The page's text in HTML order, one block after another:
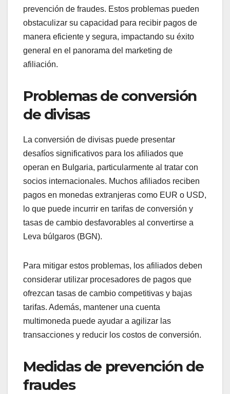
prevención de fraudes. Estos problemas pueden
obstaculizar su capacidad para recibir pagos de
manera eficiente y segura, impactando su éxito
general en el panorama del marketing de
afiliación.
Problemas de conversión
de divisas
La conversión de divisas puede presentar
desafíos significativos para los afiliados que
operan en Bulgaria, particularmente al tratar con
socios internacionales. Muchos afiliados reciben
pagos en monedas extranjeras como EUR o USD,
lo que puede incurrir en tarifas de conversión y
tasas de cambio desfavorables al convertirse a
Leva búlgaros (BGN).
Para mitigar estos problemas, los afiliados deben
considerar utilizar procesadores de pagos que
ofrezcan tasas de cambio competitivas y bajas
tarifas. Además, mantener una cuenta
multimoneda puede ayudar a agilizar las
transacciones y reducir los costos de conversión.
Medidas de prevención de
fraudes